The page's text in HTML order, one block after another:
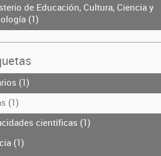
de Educación, Cultura, Ciencia y
(1)
(1)
(1)
científicas (1)
(1)